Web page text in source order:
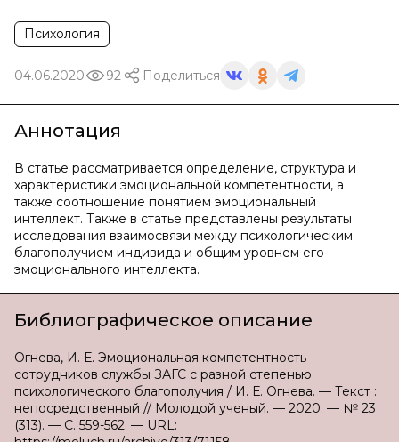
Психология
04.06.2020 92 Поделиться
Аннотация
В статье рассматривается определение, структура и
характеристики эмоциональной компетентности, а
также соотношение понятием эмоциональный
интеллект. Также в статье представлены результаты
исследования взаимосвязи между психологическим
благополучием индивида и общим уровнем его
эмоционального интеллекта.
Библиографическое описание
Огнева, И. Е. Эмоциональная компетентность
сотрудников службы ЗАГС с разной степенью
психологического благополучия / И. Е. Огнева. — Текст :
непосредственный // Молодой ученый. — 2020. — № 23
(313). — С. 559-562. — URL: